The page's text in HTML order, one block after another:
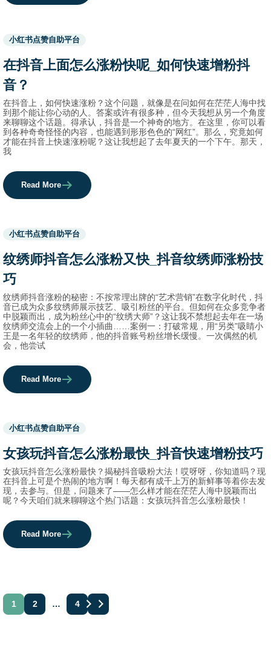
Used
before
category
names.
小红书点赞自助平台
在抖音上面怎么涨粉快呢_如何快速增粉抖
音？
在抖音上，如何快速涨粉？这个问题，就像是在问如何在茫茫人海中找
到那个能让你心动的人。答案或许有很多种，但今天我想从另一个角度
来聊聊这个话题。得承认，抖音是一个神奇的地方。在这里，你可以看
到各种奇奇怪怪的内容，也能遇到形形色色的“网红”。那么，究竟如何
才能在抖音上快速涨粉呢？这让我想起了去年夏天的一个下午。那天，
我
Read More
Used
before
names.
小红书点赞自助平台
纹绣师抖音怎么涨粉又快_抖音纹绣师涨粉技
巧
纹绣师抖音涨粉的秘密：不按常理出牌的“艺术营销”在数字化时代，抖
音已成为众多纹绣师展示技艺、吸引粉丝的平台。但如何在众多竞争者
中脱颖而出，成为粉丝心中的“纹绣大师”？这让我不禁想起去年在一场
纹绣师交流会上的一个小插曲……案例一：打破常规，用“另类”吸睛小
王是一名年轻的纹绣师，他的抖音账号粉丝增长缓慢。一次偶然的机
会，他尝试
Read More
Used
before
category
names.
小红书点赞自助平台
女孩玩抖音怎么涨粉最快_抖音快速增粉技巧
女孩玩抖音怎么涨粉最快？揭秘抖音吸粉大法！哎呀呀，你知道吗？现
在抖音上可是个热闹的地方啊！每天都有成千上万的新鲜事等着你去发
现，去参与。但是，问题来了——怎么样才能在茫茫人海中脱颖而出
呢？今天咱们就来聊聊这个热门话题：女孩玩抖音怎么涨粉最快！
Read More
文
分
1 2 … 4